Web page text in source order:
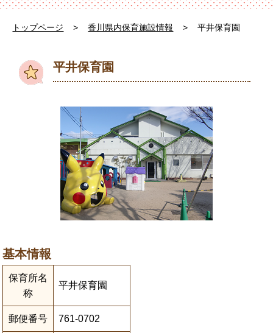
トップページ > 香川県内保育施設情報 > 平井保育園
平井保育園
基本情報
保育所名
称
平井保育園
郵便番号 761-0702